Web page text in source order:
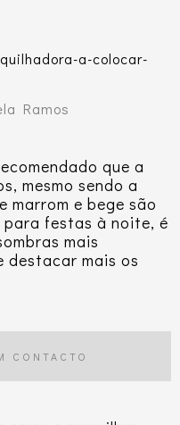
Ramos
que a
mesmo sendo a
marrom e bege são
festas à noite, é
mais
destacar mais os
CONTACTO